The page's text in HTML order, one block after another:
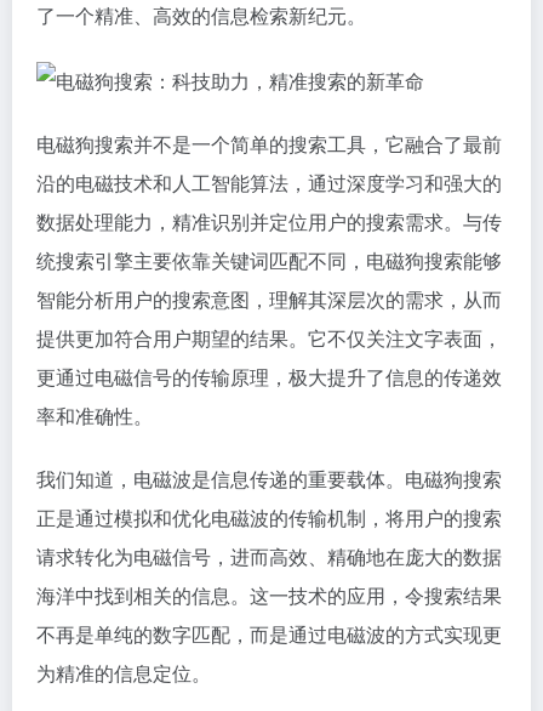
了一个精准、高效的信息检索新纪元。
电磁狗搜索并不是一个简单的搜索工具，它融合了最前
沿的电磁技术和人工智能算法，通过深度学习和强大的
数据处理能力，精准识别并定位用户的搜索需求。与传
统搜索引擎主要依靠关键词匹配不同，电磁狗搜索能够
智能分析用户的搜索意图，理解其深层次的需求，从而
提供更加符合用户期望的结果。它不仅关注文字表面，
更通过电磁信号的传输原理，极大提升了信息的传递效
率和准确性。
我们知道，电磁波是信息传递的重要载体。电磁狗搜索
正是通过模拟和优化电磁波的传输机制，将用户的搜索
请求转化为电磁信号，进而高效、精确地在庞大的数据
海洋中找到相关的信息。这一技术的应用，令搜索结果
不再是单纯的数字匹配，而是通过电磁波的方式实现更
为精准的信息定位。